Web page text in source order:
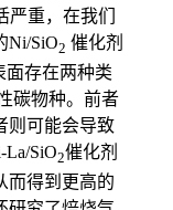
严重，在我们
Ni/SiO2 催化剂
面存在两种类
碳物种。前者
则可能会导致
SiO2催化剂
而得到更高的